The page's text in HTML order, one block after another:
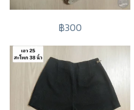
฿300